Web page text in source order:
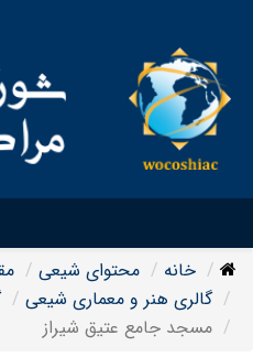
خانه محتوای شیعی
گالری هنر و معماری شیعی
مسجد جامع عتیق شیراز